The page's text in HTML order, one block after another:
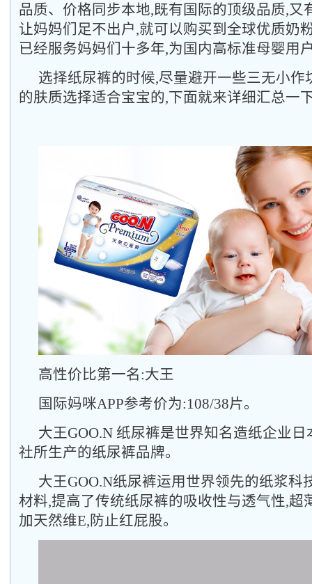
品质、价格同步本地,既有国际的顶级品质,又
让妈妈们足不出户,就可以购买到全球优质奶
已经服务妈妈们十多年,为国内高标准母婴用
选择纸尿裤的时候,尽量避开一些三无小作
的肤质选择适合宝宝的,下面就来详细汇总一
高性价比第一名:大王
国际妈咪APP参考价为:108/38片。
大王GOO.N 纸尿裤是世界知名造纸企业
社所生产的纸尿裤品牌。
大王GOO.N纸尿裤运用世界领先的纸浆科
材料,提高了传统纸尿裤的吸收性与透气性,超
加天然维E,防止红屁股。